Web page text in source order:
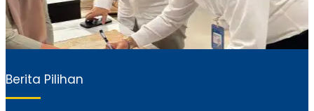
Berita Pilihan